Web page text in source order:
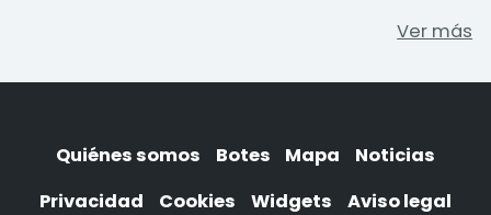
Ver más
Quiénes somos Botes Mapa
Noticias
Privacidad
Cookies Widgets
Aviso legal